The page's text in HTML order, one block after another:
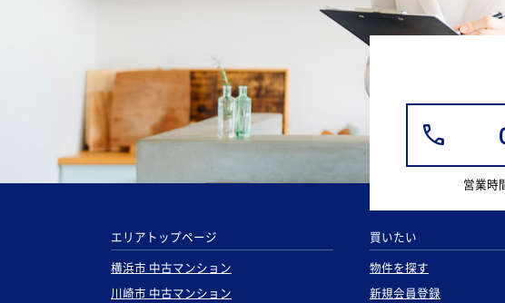
営業時
エリアトップページ
横浜市 中古マンション
川崎市 中古マンション
買いたい
物件を探す
新規会員登録